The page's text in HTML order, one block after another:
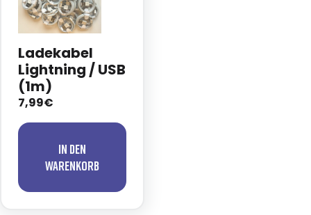
Ladekabel
Lightning / USB
(1m)
7,99€
In den
Warenkorb